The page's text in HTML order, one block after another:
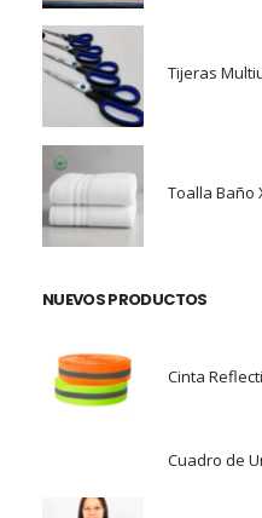
Tijeras
Toalla Baño
NUEVOS PRODUCTOS
Cinta
Cuadro de